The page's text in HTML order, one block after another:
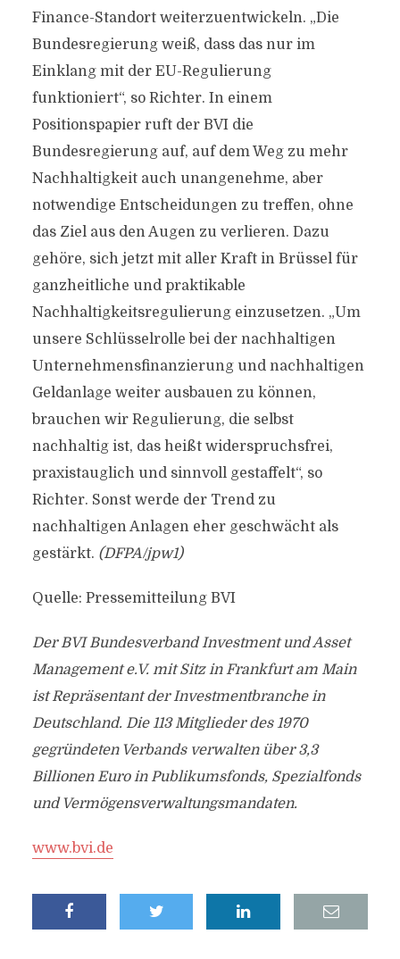
Finance-Standort weiterzuentwickeln. „Die
Bundesregierung weiß, dass das nur im
Einklang mit der EU-Regulierung
funktioniert“, so Richter. In einem
Positionspapier ruft der BVI die
Bundesregierung auf, auf dem Weg zu mehr
Nachhaltigkeit auch unangenehme, aber
notwendige Entscheidungen zu treffen, ohne
das Ziel aus den Augen zu verlieren. Dazu
gehöre, sich jetzt mit aller Kraft in Brüssel für
ganzheitliche und praktikable
Nachhaltigkeitsregulierung einzusetzen. „Um
unsere Schlüsselrolle bei der nachhaltigen
Unternehmensfinanzierung und nachhaltigen
Geldanlage weiter ausbauen zu können,
brauchen wir Regulierung, die selbst
nachhaltig ist, das heißt widerspruchsfrei,
praxistauglich und sinnvoll gestaffelt“, so
Richter. Sonst werde der Trend zu
nachhaltigen Anlagen eher geschwächt als
gestärkt. (DFPA/jpw1)
Quelle: Pressemitteilung BVI
Der BVI Bundesverband Investment und Asset
Management e.V. mit Sitz in Frankfurt am Main
ist Repräsentant der Investmentbranche in
Deutschland. Die 113 Mitglieder des 1970
gegründeten Verbands verwalten über 3,3
Billionen Euro in Publikumsfonds, Spezialfonds
und Vermögensverwaltungsmandaten.
www.bvi.de